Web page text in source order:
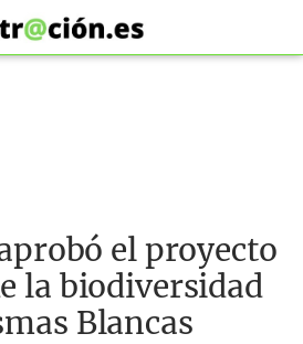
el proyecto
la biodiversidad
Blancas